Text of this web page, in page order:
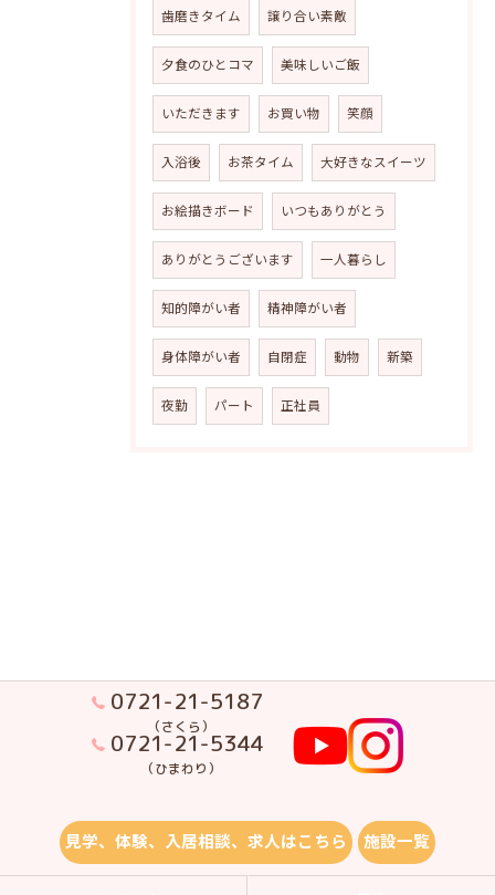
歯磨きタイム 譲り合い素敵
夕食のひとコマ 美味しいご飯
いただきます お買い物 笑顔
入浴後 お茶タイム 大好きなスイーツ
お絵描きボード いつもありがとう
ありがとうございます 一人暮らし
知的障がい者 精神障がい者
身体障がい者 自閉症 動物 新築
夜勤 パート 正社員
0721-21-5187
（さくら）
0721-21-5344
（ひまわり）
見学、体験、入居相談、求人はこちら 施設一覧